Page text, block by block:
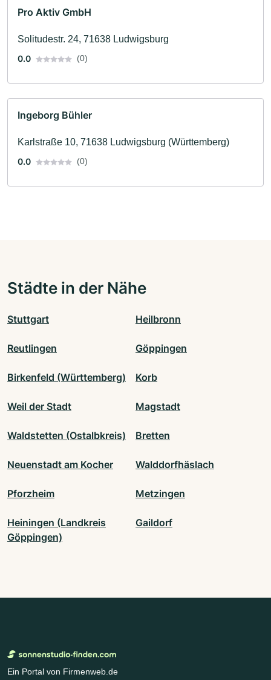
Pro Aktiv GmbH
Solitudestr. 24, 71638 Ludwigsburg
0.0
(0)
Ingeborg Bühler
Karlstraße 10, 71638 Ludwigsburg (Württemberg)
0.0
(0)
Städte in der Nähe
Stuttgart Heilbronn
Reutlingen Göppingen
Birkenfeld (Württemberg) Korb
Weil der Stadt Magstadt
Waldstetten (Ostalbkreis) Bretten
Neuenstadt am Kocher Walddorfhäslach
Pforzheim Metzingen
Heiningen (Landkreis
Göppingen)
Gaildorf
Ein Portal von Firmenweb.de